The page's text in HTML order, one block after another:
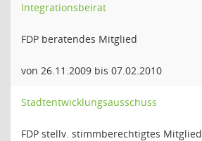
Integrationsbeirat
FDP beratendes Mitglied
von 26.11.2009 bis 07.02.2010
Stadtentwicklungsausschuss
FDP stellv. stimmberechtigtes Mitglied